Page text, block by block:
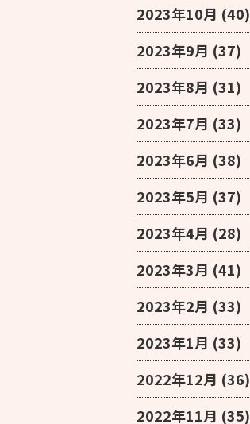
2023年10月 (40)
2023年9月 (37)
2023年8月 (31)
2023年7月 (33)
2023年6月 (38)
2023年5月 (37)
2023年4月 (28)
2023年3月 (41)
2023年2月 (33)
2023年1月 (33)
2022年12月 (36)
2022年11月 (35)